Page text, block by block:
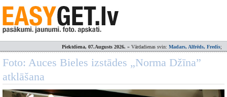
Piektdiena, 07.Augusts 2026. » Vārdadienas svin: Madars, Alfrēds, Fredis;
Foto: Auces Bieles izstādes „Norma Džīna”
atklāšana